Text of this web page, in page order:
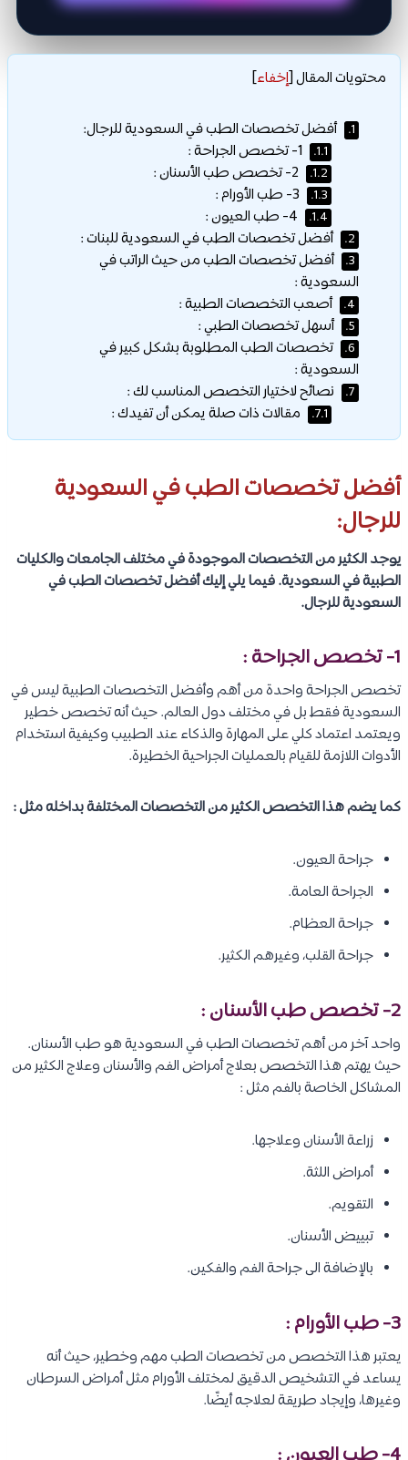
محتويات المقال[إخفاء]
1. أفضل تخصصات الطب في السعودية للرجال:
1.1.
1.2.
1.3.
1.4.
2. أفضل تخصصات الطب في السعودية للبنات :
3.
أفضل تخصصات الطب من حيث الراتب في
السعودية :
4. أصعب التخصصات الطبية :
5. أسهل تخصصات الطبي :
6.
تخصصات الطب المطلوبة بشكل كبير في
السعودية :
7. نصائح لاختيار التخصص المناسب لك :
7.1. مقالات ذات صلة يمكن أن تفيدك :
أفضل تخصصات الطب في السعودية
للرجال:
يوجد الكثير من التخصصات الموجودة في مختلف الجامعات والكليات
الطبية في السعودية. فيما يلي إليك أفضل تخصصات الطب في
السعودية للرجال.
1- تخصص الجراحة :
تخصص الجراحة واحدة من أهم وأفضل التخصصات الطبية ليس في
السعودية فقط بل في مختلف دول العالم. حيث أنه تخصص خطير
ويعتمد اعتماد كلي على المهارة والذكاء عند الطبيب وكيفية استخدام
الأدوات اللازمة للقيام بالعمليات الجراحية الخطيرة.
كما يضم هذا التخصص الكثير من التخصصات المختلفة بداخله مثل :
جراحة العيون.
الجراحة العامة.
جراحة العظام.
جراحة القلب، وغيرهم الكثير.
2- تخصص طب الأسنان :
واحد آخر من أهم تخصصات الطب في السعودية هو طب الأسنان.
حيث يهتم هذا التخصص بعلاج أمراض الفم والأسنان وعلاج الكثير من
المشاكل الخاصة بالفم مثل :
زراعة الأسنان وعلاجها.
أمراض اللثة.
التقويم.
تبييض الأسنان.
بالإضافة الى جراحة الفم والفكين.
3- طب الأورام :
يعتبر هذا التخصص من تخصصات الطب مهم وخطير، حيث أنه
يساعد في التشخيص الدقيق لمختلف الأورام مثل أمراض السرطان
وغيرها، وإيجاد طريقة لعلاجه أيضًا.